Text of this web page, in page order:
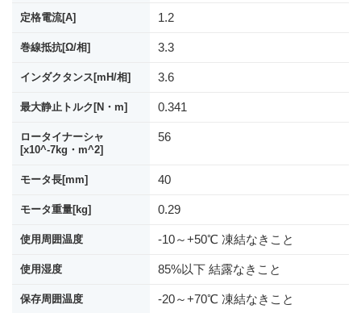
定格電流[A] 1.2
巻線抵抗[Ω/相] 3.3
インダクタンス[mH/相] 3.6
最大静止トルク[N・m] 0.341
ロータイナーシャ
[x10^-7kg・m^2]
56
モータ長[mm] 40
モータ重量[kg] 0.29
使用周囲温度 -10～+50℃ 凍結なきこと
使用湿度 85%以下 結露なきこと
保存周囲温度 -20～+70℃ 凍結なきこと